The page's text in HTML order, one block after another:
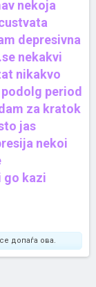
се напуштате
nekoja
depresivna
nekakvi
nikakvo
period
za kratok
jas
nekoi
go kazi
допаѓа ова.